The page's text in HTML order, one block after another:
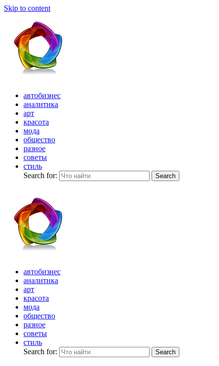
Skip to content
автобизнес
аналитика
арт
красота
мода
общество
разное
советы
стиль
Search for:
Search
автобизнес
аналитика
арт
красота
мода
общество
разное
советы
стиль
Search for:
Search